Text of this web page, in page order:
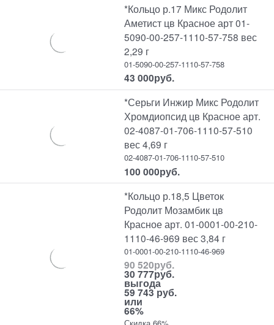
*Кольцо р.17 Микс Родолит
Аметист цв Красное арт 01-
5090-00-257-1110-57-758 вес
2,29 г
01-5090-00-257-1110-57-758
43 000руб.
*Серьги Инжир Микс Родолит
Хромдиопсид цв Красное арт.
02-4087-01-706-1110-57-510
вес 4,69 г
02-4087-01-706-1110-57-510
100 000руб.
*Кольцо р.18,5 Цветок
Родолит Мозамбик цв
Красное арт. 01-0001-00-210-
1110-46-969 вес 3,84 г
01-0001-00-210-1110-46-969
90 520руб.
30 777руб.
выгода
59 743 руб.
или
66%